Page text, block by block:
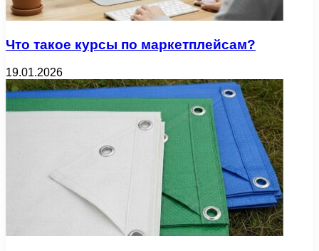
Что такое курсы по маркетплейсам?
19.01.2026